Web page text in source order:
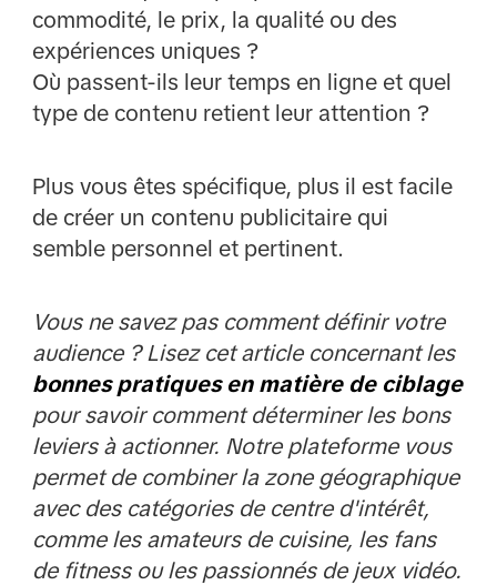
commodité, le prix, la qualité ou des
expériences uniques ?
Où passent-ils leur temps en ligne et quel
type de contenu retient leur attention ?
Plus vous êtes spécifique, plus il est facile
de créer un contenu publicitaire qui
semble personnel et pertinent.
Vous ne savez pas comment définir votre
audience ? Lisez cet article concernant les
bonnes pratiques en matière de ciblage
pour savoir comment déterminer les bons
leviers à actionner. Notre plateforme vous
permet de combiner la zone géographique
avec des catégories de centre d'intérêt,
comme les amateurs de cuisine, les fans
de fitness ou les passionnés de jeux vidéo.